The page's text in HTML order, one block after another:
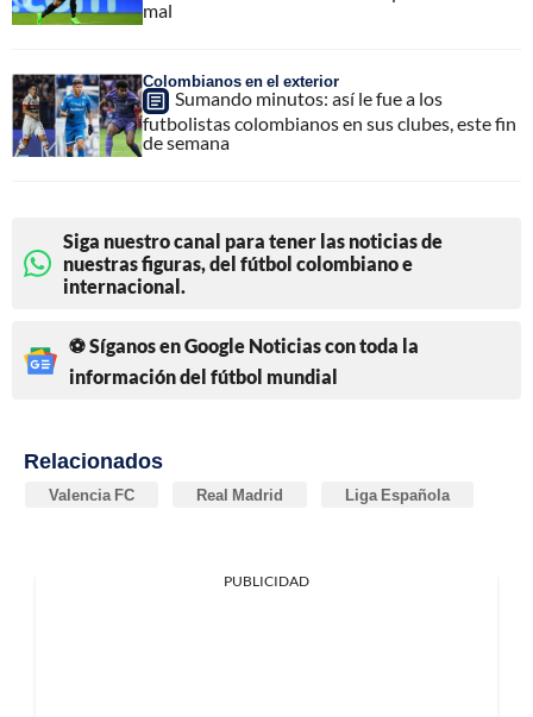
mal
Colombianos en el exterior
Sumando minutos: así le fue a los
futbolistas colombianos en sus clubes, este fin
de semana
Siga nuestro canal para tener las noticias de
nuestras figuras, del fútbol colombiano e
internacional.
⚽ Síganos en Google Noticias con toda la
información del fútbol mundial
Relacionados
Valencia FC Real Madrid Liga Española
PUBLICIDAD